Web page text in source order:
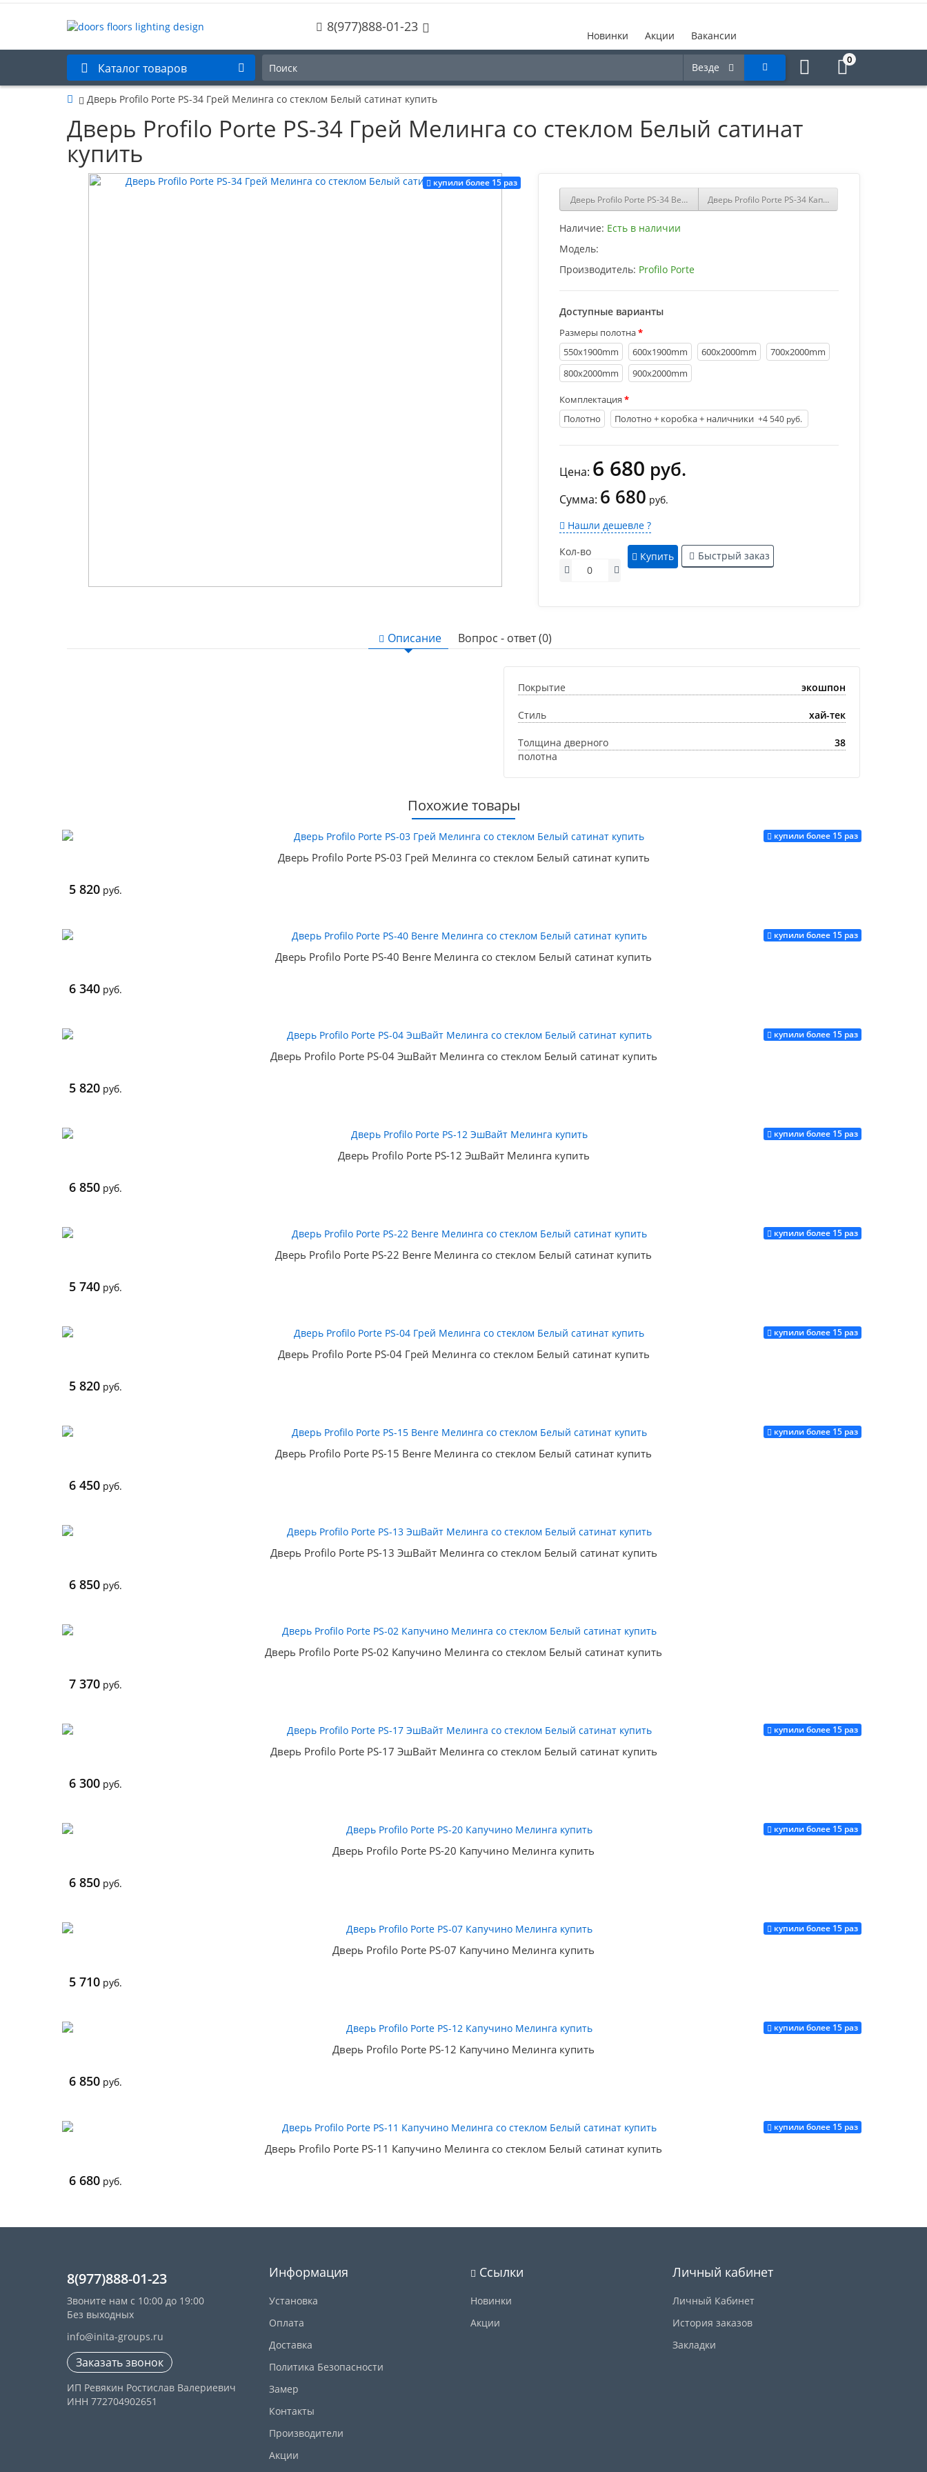
8(977)888-01-23
Новинки Акции Вакансии
Каталог товаров Везде
0
Дверь Profilo Porte PS-34 Грей Мелинга со стеклом Белый сатинат купить
Дверь Profilo Porte PS-34 Грей Мелинга со стеклом Белый сатинат
купить
купили более 15 раз
Дверь Profilo Porte PS-34 Венге Мелинга со стеклом Белый сатинат купить
Дверь Profilo Porte PS-34 Капучино Мелинга со
Наличие: Есть в наличии
Модель:
Производитель: Profilo Porte
Доступные варианты
Размеры полотна
550х1900mm
600х1900mm 600х2000mm
700х2000mm
800х2000mm
900х2000mm
Комплектация
Полотно
Полотно + коробка + наличники +4 540 руб.
Цена: 6 680 руб.
Сумма: 6 680 руб.
Нашли дешевле ?
Кол-во
Купить Быстрый заказ
Описание Вопрос - ответ (0)
Покрытие экошпон
Стиль хай-тек
Толщина дверного
полотна
38
Похожие товары
купили более 15 раз
Дверь Profilo Porte PS-03 Грей Мелинга со стеклом Белый сатинат купить
5 820 руб.
Купить
купили более 15 раз
Дверь Profilo Porte PS-40 Венге Мелинга со стеклом Белый сатинат купить
6 340 руб.
Купить
купили более 15 раз
Дверь Profilo Porte PS-04 ЭшВайт Мелинга со стеклом Белый сатинат купить
5 820 руб.
Купить
купили более 15 раз
Дверь Profilo Porte PS-12 ЭшВайт Мелинга купить
6 850 руб.
Купить
купили более 15 раз
Дверь Profilo Porte PS-22 Венге Мелинга со стеклом Белый сатинат купить
5 740 руб.
Купить
купили более 15 раз
Дверь Profilo Porte PS-04 Грей Мелинга со стеклом Белый сатинат купить
5 820 руб.
Купить
купили более 15 раз
Дверь Profilo Porte PS-15 Венге Мелинга со стеклом Белый сатинат купить
6 450 руб.
Дверь Profilo Porte PS-13 ЭшВайт Мелинга со стеклом Белый сатинат купить
6 850 руб.
Дверь Profilo Porte PS-02 Капучино Мелинга со стеклом Белый сатинат купить
7 370 руб.
Купить
купили более 15 раз
Дверь Profilo Porte PS-17 ЭшВайт Мелинга со стеклом Белый сатинат купить
6 300 руб.
Купить
купили более 15 раз
Дверь Profilo Porte PS-20 Капучино Мелинга купить
6 850 руб.
Купить
купили более 15 раз
Дверь Profilo Porte PS-07 Капучино Мелинга купить
5 710 руб.
Купить
купили более 15 раз
Дверь Profilo Porte PS-12 Капучино Мелинга купить
6 850 руб.
Купить
купили более 15 раз
Дверь Profilo Porte PS-11 Капучино Мелинга со стеклом Белый сатинат купить
6 680 руб.
Купить
8(977)888-01-23
Звоните нам с 10:00 до 19:00
Без выходных
info@inita-groups.ru
Заказать звонок
ИП Ревякин Ростислав Валериевич
ИНН 772704902651
Информация
Установка
Оплата
Доставка
Политика Безопасности
Замер
Контакты
Производители
Акции
Ссылки
Новинки
Акции
Личный кабинет
Личный Кабинет
История заказов
Закладки